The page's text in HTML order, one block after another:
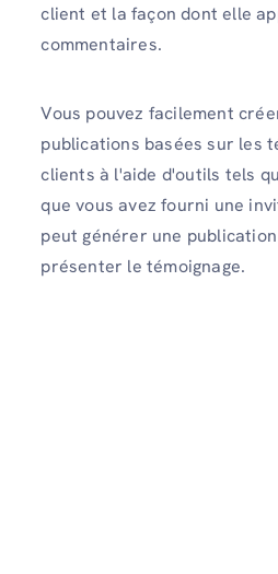
client et la façon dont elle
commentaires.
Vous pouvez facilement
publications basées sur les
clients à l'aide d'outils tels
que vous avez fourni une
peut générer une
présenter le témoignage.